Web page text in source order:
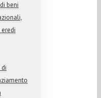
beni